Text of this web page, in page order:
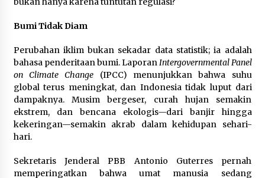
Bumi Tidak Diam
Perubahan iklim bukan sekadar data statistik; ia adalah
bahasa penderitaan bumi. LaporanIntergovernmental Panel
on Climate Change (IPCC) menunjukkan bahwa suhu
global terus meningkat, dan Indonesia tidak luput dari
dampaknya. Musim bergeser, curah hujan semakin
ekstrem, dan bencana ekologis—dari banjir hingga
kekeringan—semakin akrab dalam kehidupan sehari-
hari.
Sekretaris Jenderal PBB Antonio Guterres pernah
memperingatkan bahwa umat manusia sedang